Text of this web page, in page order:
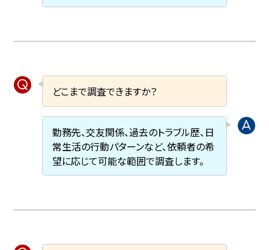
どこまで調査できますか？
勤務先、交友関係、過去のトラブル歴、日
常生活の行動パターンなど、依頼者の希
望に応じて可能な範囲で調査します。